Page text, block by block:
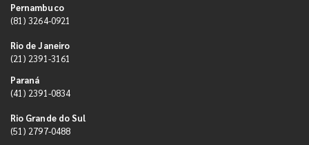
Pernambuco
(81) 3264-0921
Rio de Janeiro
(21) 2391-3161
Paraná
(41) 2391-0834
Rio Grande do Sul
(51) 2797-0488